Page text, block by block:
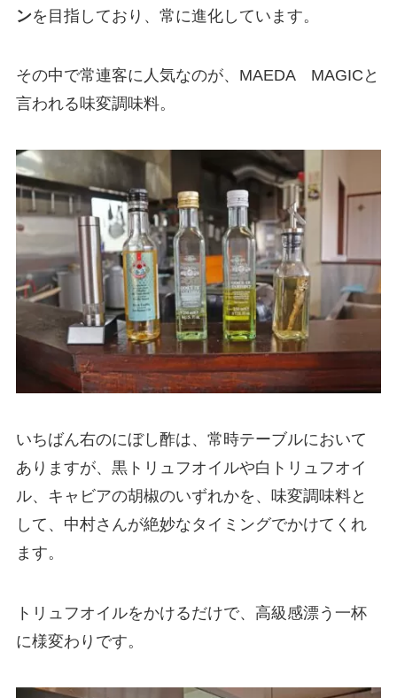
ンを目指しており、常に進化しています。
その中で常連客に人気なのが、MAEDA MAGICと
言われる味変調味料。
いちばん右のにぼし酢は、常時テーブルにおいて
ありますが、黒トリュフオイルや白トリュフオイ
ル、キャビアの胡椒のいずれかを、味変調味料と
して、中村さんが絶妙なタイミングでかけてくれ
ます。
トリュフオイルをかけるだけで、高級感漂う一杯
に様変わりです。